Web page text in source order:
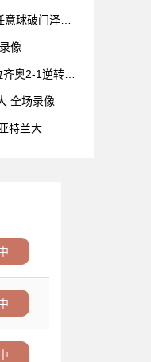
球破门泽林
像
奥2-1逆转比
全场录像
特兰大